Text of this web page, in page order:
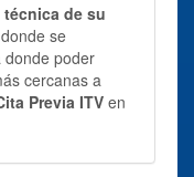
de su
se
donde poder
cercanas a
Previa ITV en